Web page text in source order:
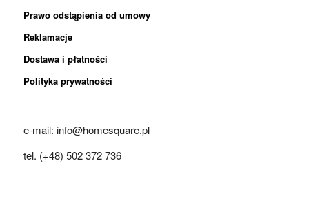
Prawo odstąpienia od umowy
Reklamacje
Dostawa i płatności
Polityka prywatności
e-mail: info@homesquare.pl
tel. (+48) 502 372 736